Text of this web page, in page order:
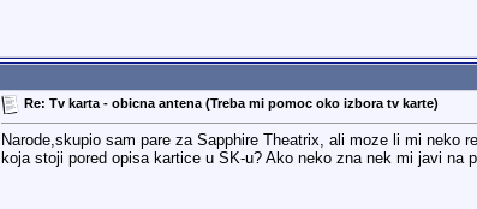
Re: Tv karta - obicna antena (Treba mi pomoc oko izbora tv karte)
Narode,skupio sam pare za Sapphire Theatrix, ali moze li mi neko
koja stoji pored opisa kartice u SK-u? Ako neko zna nek mi javi na